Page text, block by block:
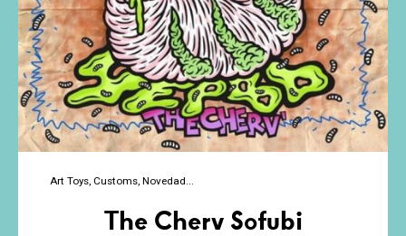
Art Toys Customs Novedad
The Cherv Sofubi